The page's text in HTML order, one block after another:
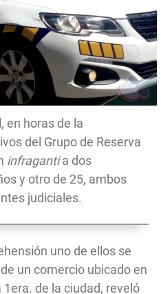
en horas de la
del Grupo de Reserva
infragantia dos
y otro de 25, ambos
judiciales.
uno de ellos se
un comercio ubicado en
de la ciudad, reveló